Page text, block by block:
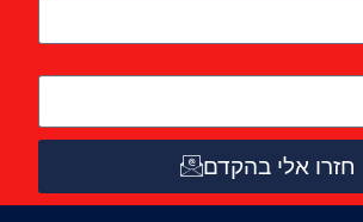
חזרו אלי בהקדם